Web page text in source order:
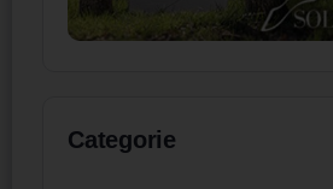
Categorie